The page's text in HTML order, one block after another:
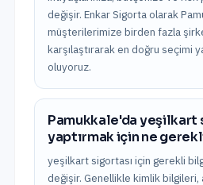
değişir. Enkar Sigorta olarak
müşterilerimize birden fazla
karşılaştırarak en doğru seçimi
oluyoruz.
Pamukkale'da yeşilkart
yaptırmak için ne
yeşilkart sigortası için gerekli
değişir. Genellikle kimlik bilgileri,